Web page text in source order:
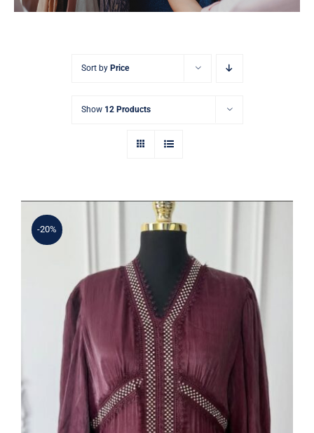
Sort by Price
Show 12 Products
-20%
Bordo Şifon Uzun Elbise – Taş
İşlemeli V Yaka, Özel Gün Modeli